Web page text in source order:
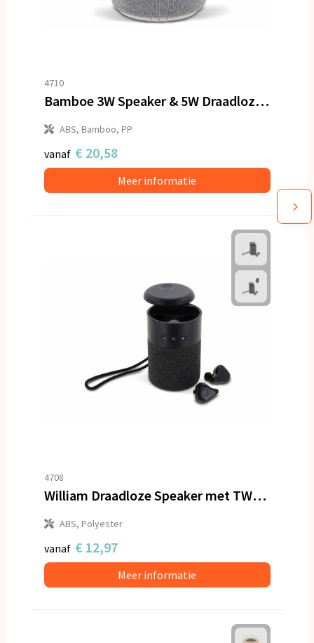
4710
Bamboe 3W Speaker & 5W Draadloze Oplader
ABS, Bamboo, PP
vanaf € 20,58
Meer informatie
4708
William Draadloze Speaker met TWS oordopjes
ABS, Polyester
vanaf € 12,97
Meer informatie